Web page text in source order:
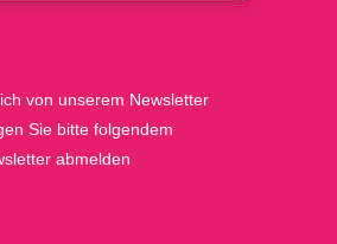
von unserem Newsletter
Sie bitte folgendem
abmelden